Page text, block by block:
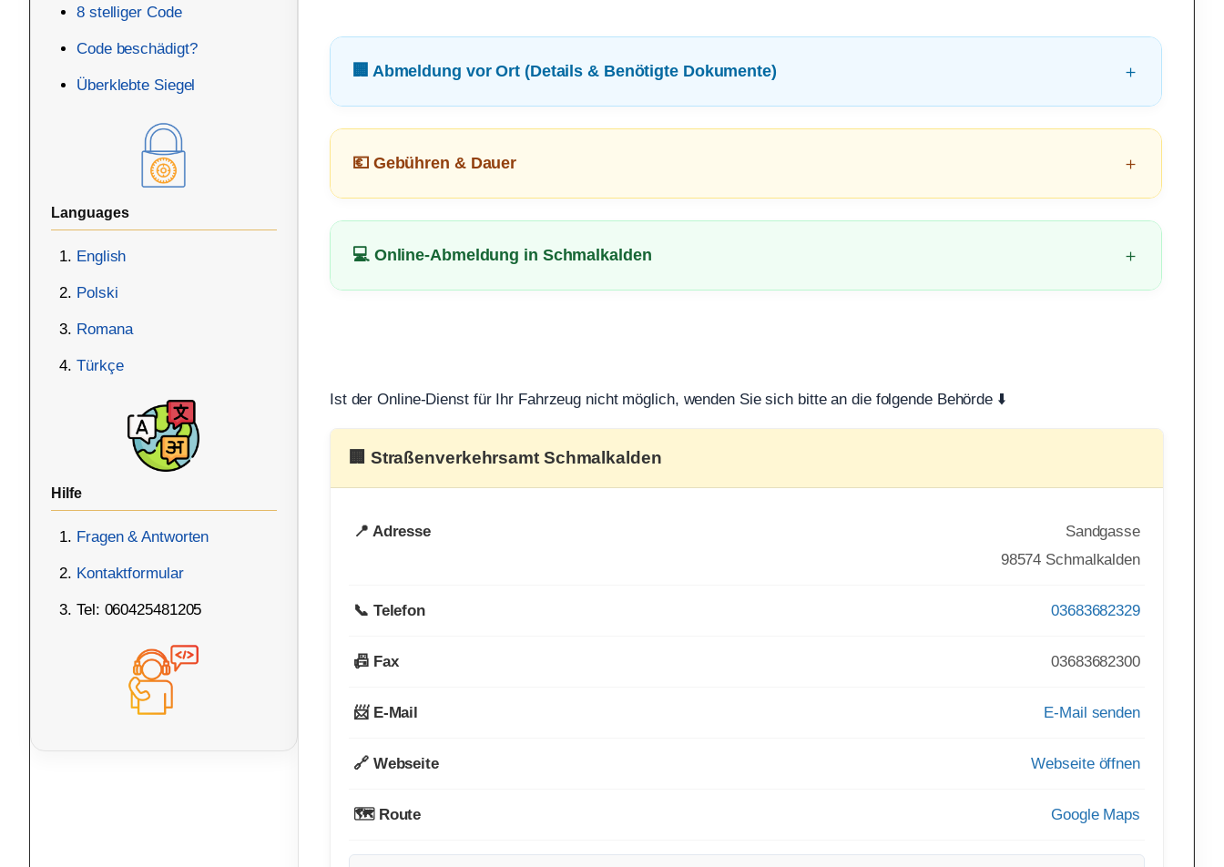
8 stelliger Code
Code beschädigt?
Überklebte Siegel
Languages
English
Polski
Romana
Türkçe
Hilfe
Fragen & Antworten
Kontaktformular
Tel: 060425481205
🏢 Abmeldung vor Ort (Details & Benötigte Dokumente)
💶 Gebühren & Dauer
💻 Online-Abmeldung in Schmalkalden
Ist der Online-Dienst für Ihr Fahrzeug nicht möglich, wenden Sie sich bitte an die folgende Behörde ⬇️
🏢 Straßenverkehrsamt Schmalkalden
📍 Adresse
Sandgasse
98574 Schmalkalden
📞 Telefon 03683682329
📠 Fax 03683682300
📨 E-Mail E-Mail senden
🔗 Webseite Webseite öffnen
🗺️ Route Google Maps